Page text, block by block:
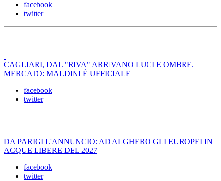
facebook
twitter
CAGLIARI, DAL "RIVA" ARRIVANO LUCI E OMBRE.
MERCATO: MALDINI È UFFICIALE
facebook
twitter
DA PARIGI L'ANNUNCIO: AD ALGHERO GLI EUROPEI IN
ACQUE LIBERE DEL 2027
facebook
twitter